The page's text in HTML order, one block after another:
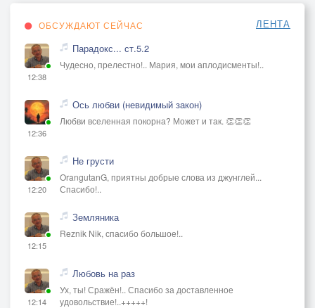
Тяжелый путь и ноша тяжела
И надо же такому вот случиться
Смог по воде ходить он научиться
21 декабря 2021 года
ОБСУЖДАЮТ СЕЙЧАС ЛЕНТА
12:38
Парадокс... ст.5.2
Чудесно, прелестно!.. Мария, мои аплодисменты!..
12:36
Ось любви (невидимый закон)
Любви вселенная покорна? Может и так. 👏👏👏
12:20
Не грусти
OrangutanG, приятны добрые слова из джунглей...
Спасибо!..
12:15
Земляника
Reznik Nik, спасибо большое!..
12:14
Любовь на раз
Ух, ты! Сражён!.. Спасибо за доставленное
удовольствие!..+++++!